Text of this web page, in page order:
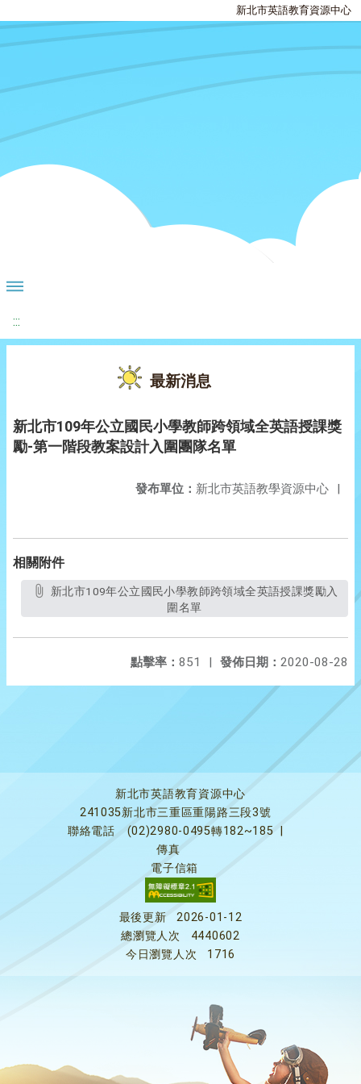
新北市英語教育資源中心
:::
最新消息
新北市109年公立國民小學教師跨領域全英語授課獎
勵-第一階段教案設計入圍團隊名單
發布單位： 新北市英語教學資源中心 |
相關附件
圍名單
發佈日期： 2020-08-28
點擊率： 851 |
新北市英語教育資源中心
241035新北市三重區重陽路三段3號
聯絡電話
(02)2980-0495轉182~185
傳真
電子信箱
最後更新
2026-01-12
總瀏覽人次
4440602
今日瀏覽人次
1716